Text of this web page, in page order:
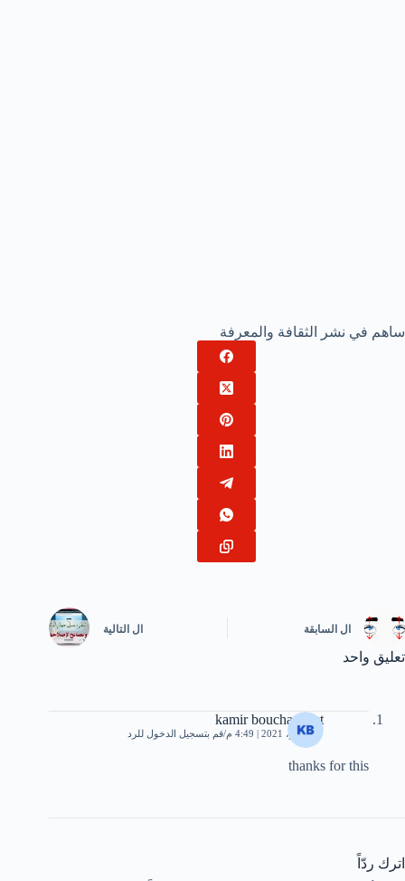
ساهم في نشر الثقافة والمعرفة
ال السابقة ال التالية
تعليق واحد
kamir bouchareb st
7 نوفمبر، 2021 | 4:49 م قم بتسجيل الدخول للرد
thanks for this
اترك ردّاً